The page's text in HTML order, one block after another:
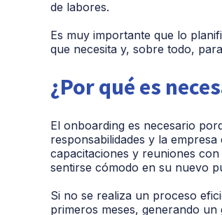
de labores.
Es muy importante que lo
que necesita y, sobre todo,
¿Por qué es
El onboarding es necesario
responsabilidades y la
capacitaciones y reuniones
sentirse cómodo en su nuevo
Si no se realiza un proceso
primeros meses, generando